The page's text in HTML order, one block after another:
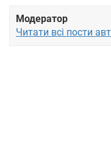
Модератор
Читати всі пости